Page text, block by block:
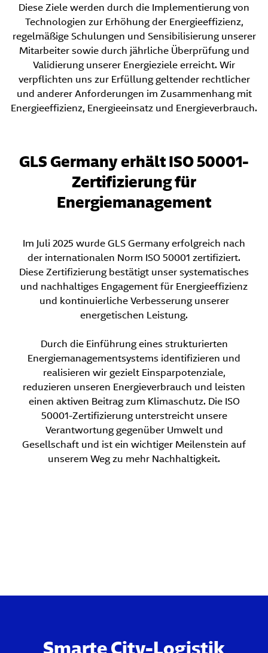
Diese Ziele werden durch die Implementierung von
Technologien zur Erhöhung der Energieeffizienz,
regelmäßige Schulungen und Sensibilisierung unserer
Mitarbeiter sowie durch jährliche Überprüfung und
Validierung unserer Energieziele erreicht. Wir
verpflichten uns zur Erfüllung geltender rechtlicher
und anderer Anforderungen im Zusammenhang mit
Energieeffizienz, Energieeinsatz und Energieverbrauch.
GLS Germany erhält ISO 50001-
Zertifizierung für
Energiemanagement
Im Juli 2025 wurde GLS Germany erfolgreich nach
der internationalen Norm ISO 50001 zertifiziert.
Diese Zertifizierung bestätigt unser systematisches
und nachhaltiges Engagement für Energieeffizienz
und kontinuierliche Verbesserung unserer
energetischen Leistung.
Durch die Einführung eines strukturierten
Energiemanagementsystems identifizieren und
realisieren wir gezielt Einsparpotenziale,
reduzieren unseren Energieverbrauch und leisten
einen aktiven Beitrag zum Klimaschutz. Die ISO
50001-Zertifizierung unterstreicht unsere
Verantwortung gegenüber Umwelt und
Gesellschaft und ist ein wichtiger Meilenstein auf
unserem Weg zu mehr Nachhaltigkeit.
Smarte City-Logistik